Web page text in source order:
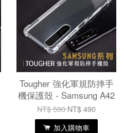
Tougher 強化軍規防摔手
機保護殼 - Samsung A42
NT$ 590NT$ 490
加入購物車